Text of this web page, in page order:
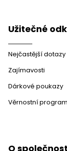
Užitečné
Nejčastější dotazy
Zajímavosti
Dárkové poukazy
Věrnostní program
O